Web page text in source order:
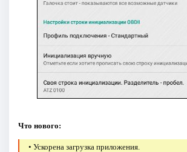
Что нового:
• Ускорена загрузка приложения.